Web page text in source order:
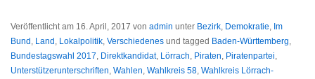
Veröffentlicht am 16. April, 2017 von admin unter Bezirk, Demokratie, Im
Bund, Land, Lokalpolitik, Verschiedenes und tagged Baden-Württemberg,
Bundestagswahl 2017, Direktkandidat, Lörrach, Piraten, Piratenpartei,
Unterstützerunterschriften, Wahlen, Wahlkreis 58, Wahlkreis Lörrach-